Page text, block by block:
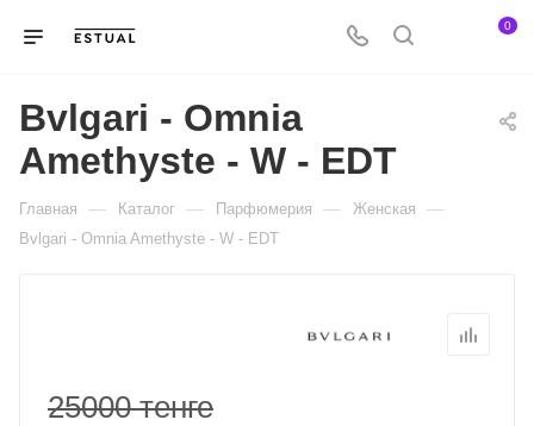
0
Bvlgari - Omnia
Amethyste - W - EDT
Главная — Каталог — Парфюмерия — Женская —
Bvlgari - Omnia Amethyste - W - EDT
25000 тенге